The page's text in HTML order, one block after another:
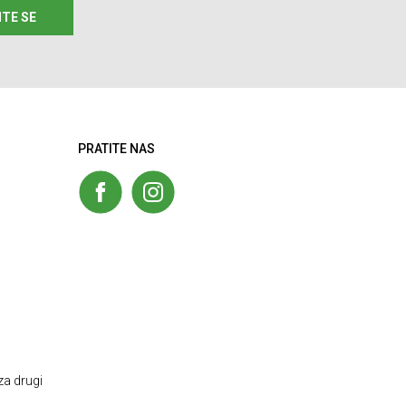
SE
drugi
PRATITE NAS